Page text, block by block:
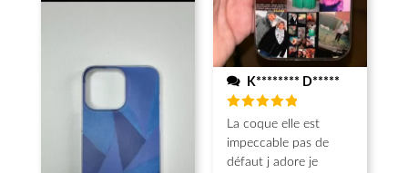
K******** D*****
Note5
sur 5
La coque elle est
impeccable pas de
défaut j adore je